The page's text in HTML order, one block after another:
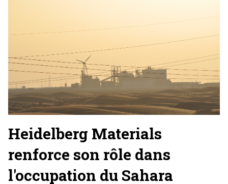
Heidelberg Materials
renforce son rôle dans
l'occupation du Sahara